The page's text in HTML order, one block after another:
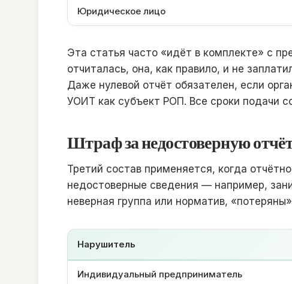
Юридическое лицо
Эта статья часто «идёт в комплекте» с
отчиталась, она, как правило, и не
Даже нулевой отчёт обязателен, если
УОИТ как субъект РОП. Все сроки подачи
Штраф за недостоверную
Третий состав применяется, когда
недостоверные сведения — например,
неверная группа или норматив,
Нарушитель
Индивидуальный предприниматель